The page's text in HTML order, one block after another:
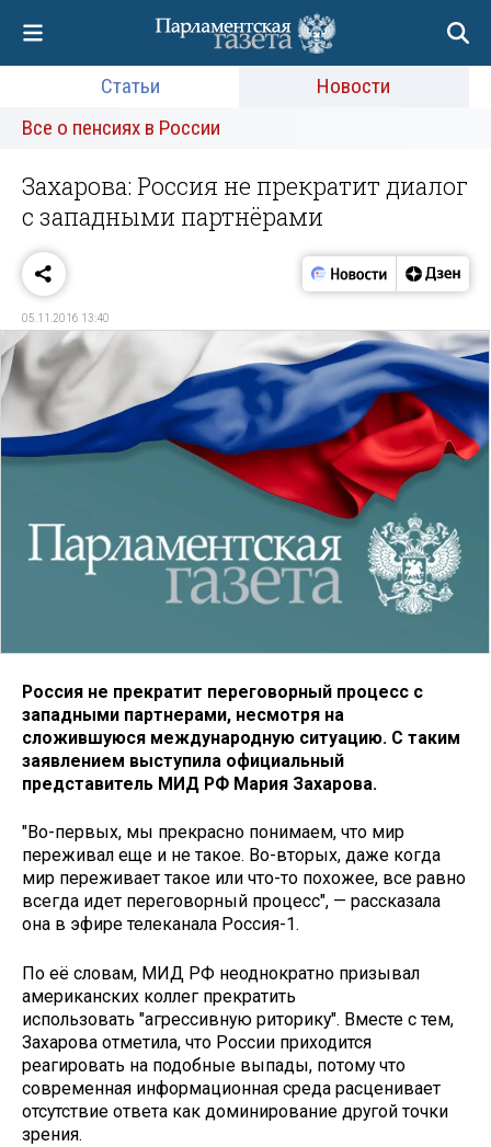
Статьи
Новости
Все о пенсиях в России
Захарова: Россия не прекратит диалог
с западными партнёрами
05.11.2016 13:40
Россия не прекратит переговорный процесс с
западными партнерами, несмотря на
сложившуюся международную ситуацию. C таким
заявлением выступила официальный
представитель МИД РФ Мария Захарова.
"Во-первых, мы прекрасно понимаем, что мир
переживал еще и не такое. Во-вторых, даже когда
мир переживает такое или что-то похожее, все равно
всегда идет переговорный процесс", — рассказала
она в эфире телеканала Россия-1.
По её словам, МИД РФ неоднократно призывал
американских коллег прекратить
использовать "агрессивную риторику". Вместе с тем,
Захарова отметила, что России приходится
реагировать на подобные выпады, потому что
современная информационная среда расценивает
отсутствие ответа как доминирование другой точки
зрения.